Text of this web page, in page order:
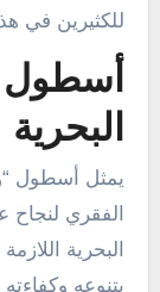
للكثيرين في
أسطول
البحرية
يمثل أسطول
الفقري لنجاح
البحرية
بتنوعه